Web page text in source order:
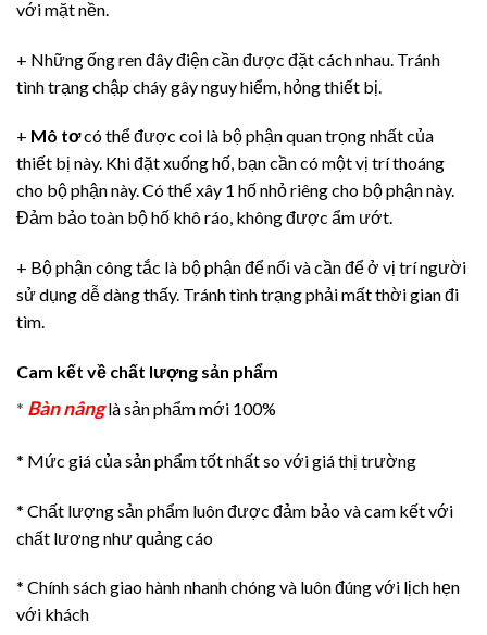
với mặt nền.
+ Những ống ren đây điện cần được đặt cách nhau. Tránh
tình trạng chập cháy gây nguy hiểm, hỏng thiết bị.
+ Mô tơcó thể được coi là bộ phận quan trọng nhất của
thiết bị này. Khi đặt xuống hố, bạn cần có một vị trí thoáng
cho bộ phận này. Có thể xây 1 hố nhỏ riêng cho bộ phận này.
Đảm bảo toàn bộ hố khô ráo, không được ẩm ướt.
+ Bộ phận công tắc là bộ phận để nổi và cần để ở vị trí người
sử dụng dễ dàng thấy. Tránh tình trạng phải mất thời gian đi
tìm.
Cam kết về chất lượng sản phẩm
* Bàn nânglà sản phẩm mới 100%
* Mức giá của sản phẩm tốt nhất so với giá thị trường
* Chất lượng sản phẩm luôn được đảm bảo và cam kết với
chất lương như quảng cáo
* Chính sách giao hành nhanh chóng và luôn đúng với lịch hẹn
với khách